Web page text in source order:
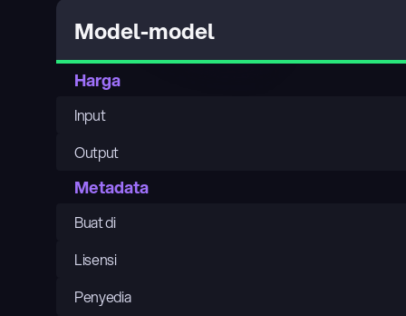
Model-model
Harga
Input
Output
Metadata
Buat di
Lisensi
Penyedia